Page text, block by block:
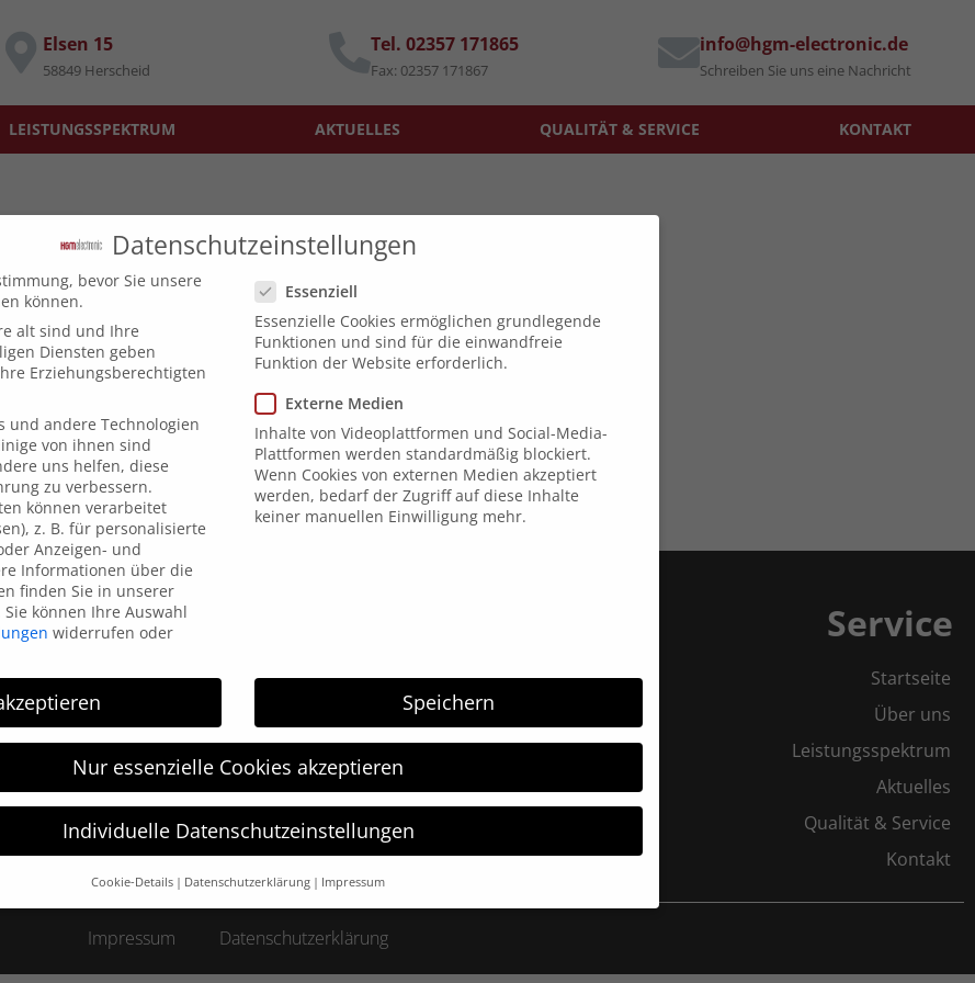
Elsen 15
58849 Herscheid
Tel. 02357 171865
Fax: 02357 171867
info@hgm-electronic.de
Schreiben Sie uns eine Nachricht
LEISTUNGSSPEKTRUM AKTUELLES QUALITÄT & SERVICE KONTAKT
HGM Electronic
HGM electronic wurde 1996 gegründet und arbeitet im
Bereich der Kennzeichnungstechnik. HGM electronic ist
Ihr kompetenter Partner in allen Bereichen der
Kennzeichnungstechnik: vom Etikettendrucker,
Etikettierer bis hin zur Thermotransfer-Direkt-Druck-
Systemen.
Service
Startseite
Über uns
Leistungsspektrum
Aktuelles
Qualität & Service
Kontakt
Impressum Datenschutzerklärung
Datenschutzeinstellungen
bevor Sie unsere
können.
alt sind und Ihre
Diensten geben
Erziehungsberechtigten
und andere Technologien
von ihnen sind
uns helfen, diese
zu verbessern.
können verarbeitet
z. B. für personalisierte
Anzeigen- und
Informationen über die
finden Sie in unserer
Sie können Ihre Auswahl
widerrufen oder
Datenschutzeinstellungen
Essenziell
Essenzielle Cookies ermöglichen grundlegende
Funktionen und sind für die einwandfreie
Funktion der Website erforderlich.
Externe Medien
Inhalte von Videoplattformen und Social-Media-
Plattformen werden standardmäßig blockiert.
Wenn Cookies von externen Medien akzeptiert
werden, bedarf der Zugriff auf diese Inhalte
keiner manuellen Einwilligung mehr.
Speichern
Nur essenzielle Cookies akzeptieren
Individuelle Datenschutzeinstellungen
Cookie-Details Datenschutzerklärung Impressum
Datenschutzeinstellungen
alt sind und Ihre Zustimmung zu freiwilligen Diensten geben möchten, müssen Sie